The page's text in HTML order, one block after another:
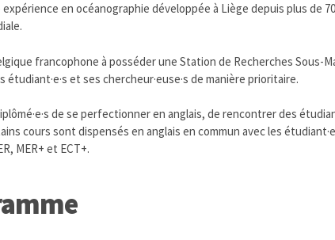
en océanographie développée à Liège depuis plus de
francophone à posséder une Station de Recherches Sous-
étudiant·e·s et ses chercheur·euse·s de manière prioritaire.
de se perfectionner en anglais, de rencontrer des
cours sont dispensés en anglais en commun avec les
MER+ et ECT+.